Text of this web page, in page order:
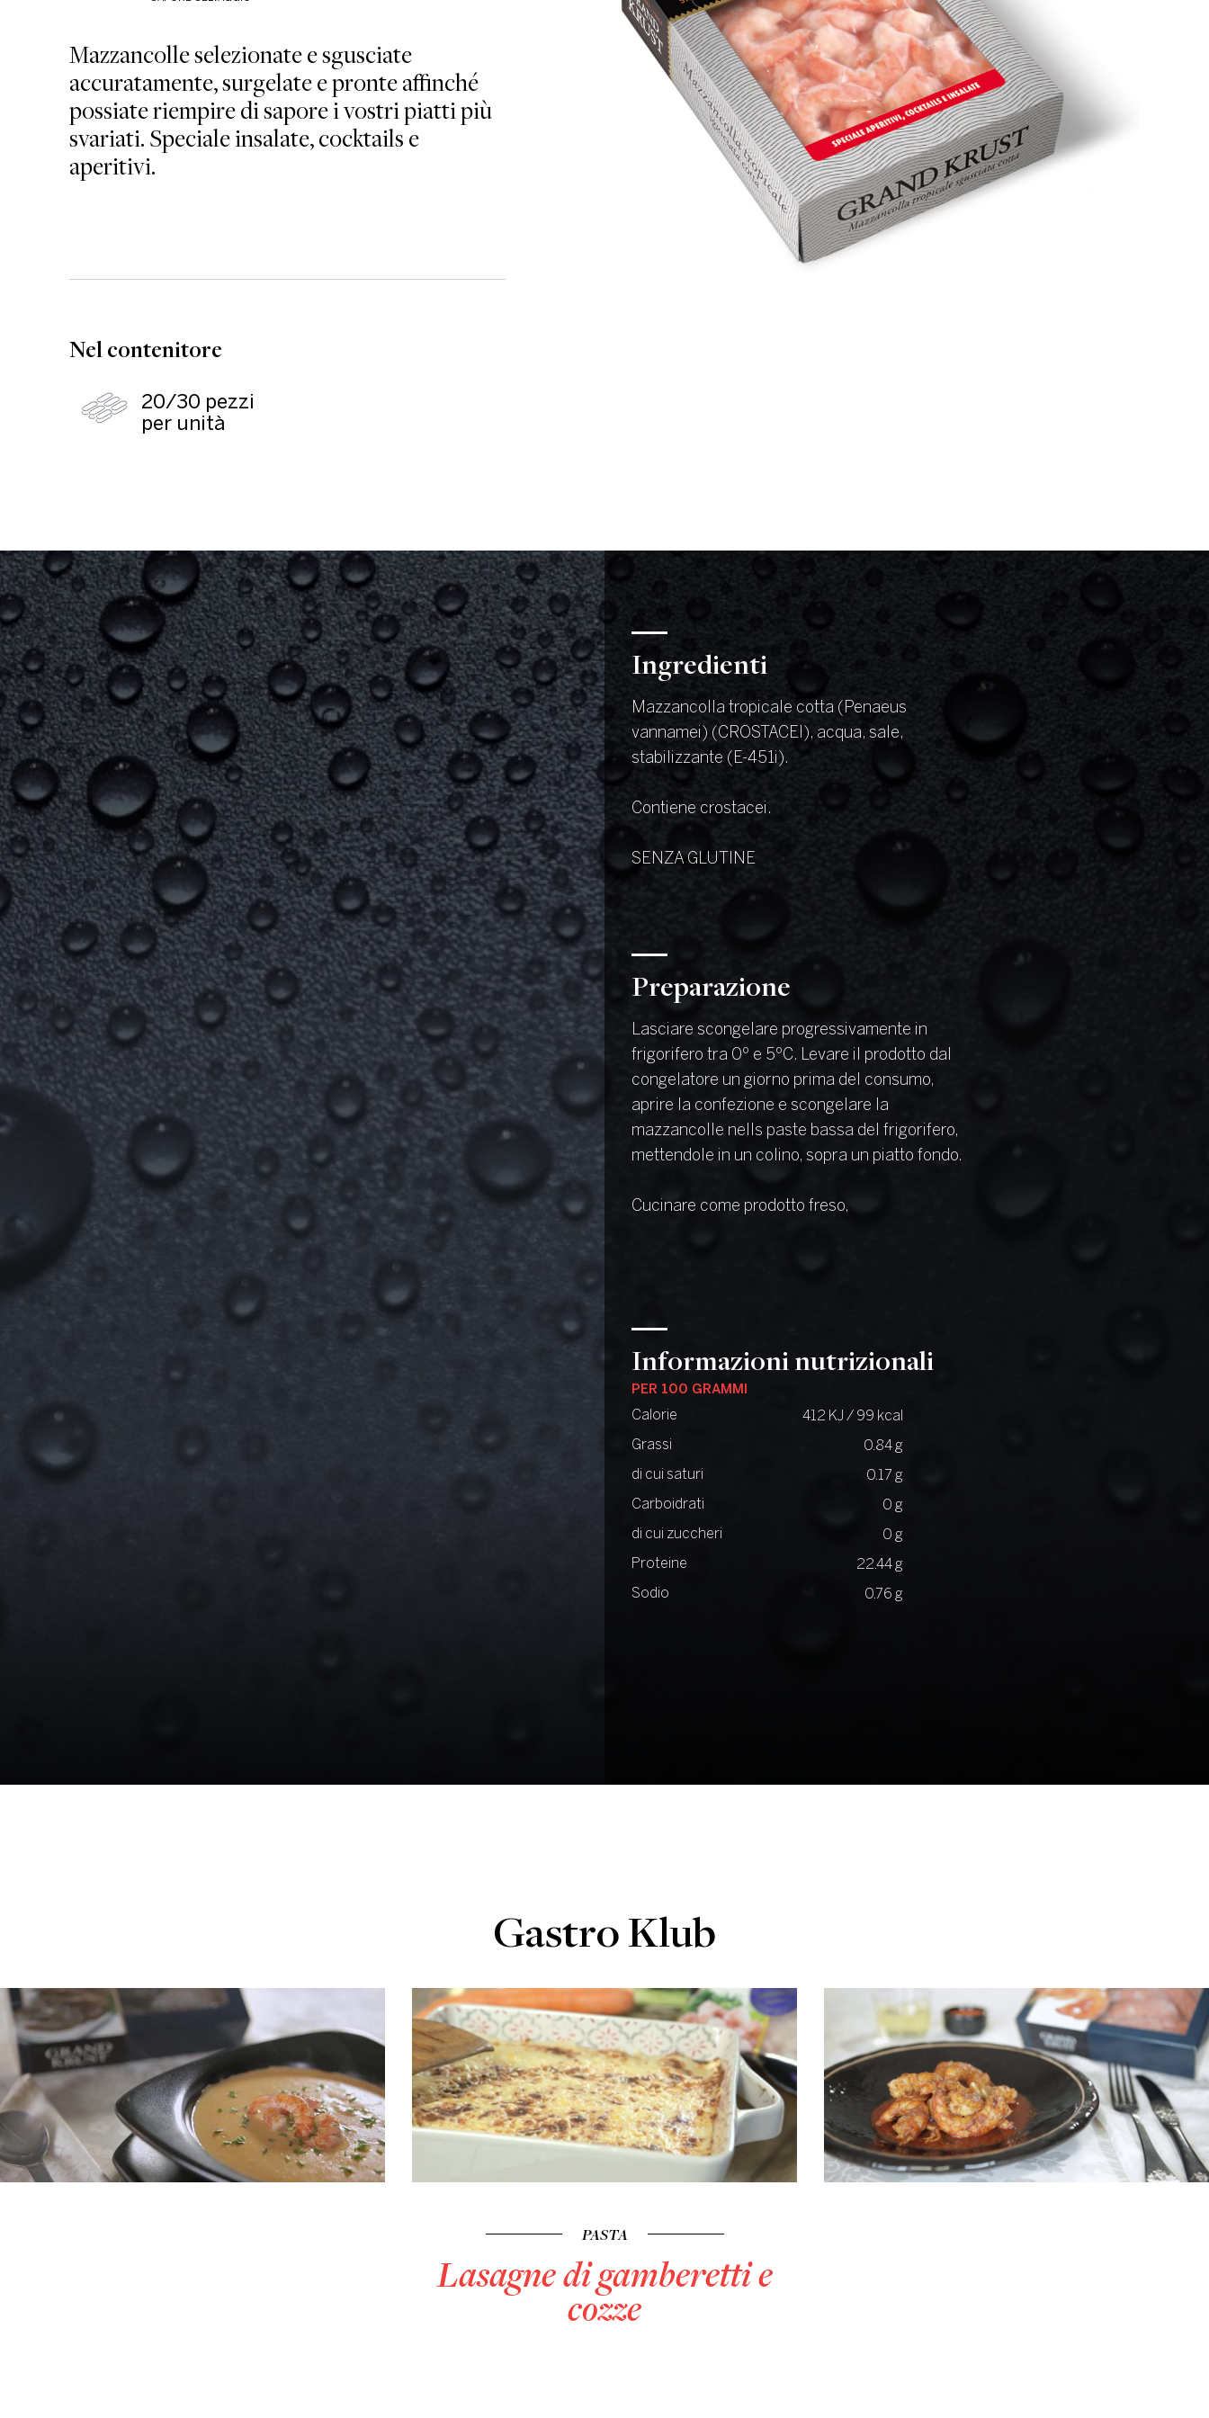
Mazzancolle selezionate e sgusciate
accuratamente, surgelate e pronte affinché
possiate riempire di sapore i vostri piatti più
svariati. Speciale insalate, cocktails e
aperitivi.
Nel contenitore
20/30 pezzi
per unità
Ingredienti
Mazzancolla tropicale cotta (Penaeus
vannamei) (CROSTACEI), acqua, sale,
stabilizzante (E-451i).
Contiene crostacei.
SENZA GLUTINE
Preparazione
Lasciare scongelare progressivamente in
frigorifero tra 0º e 5ºC. Levare il prodotto dal
congelatore un giorno prima del consumo,
aprire la confezione e scongelare la
mazzancolle nells paste bassa del frigorifero,
mettendole in un colino, sopra un piatto fondo.
Cucinare come prodotto freso,
Informazioni nutrizionali
PER 100 GRAMMI
Calorie 412 KJ / 99 kcal
Grassi 0.84 g
di cui saturi 0.17 g
Carboidrati 0 g
di cui zuccheri 0 g
Proteine 22.44 g
Sodio 0.76 g
Gastro Klub
PASTA
Lasagne di gamberetti e
cozze